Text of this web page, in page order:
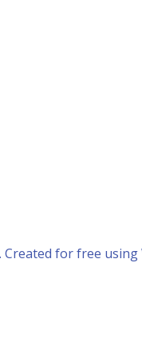
for free using